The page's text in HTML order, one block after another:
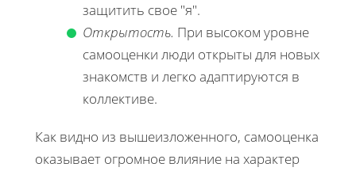
защитить свое "я".
Открытость. При высоком уровне
самооценки люди открыты для новых
знакомств и легко адаптируются в
коллективе.
Как видно из вышеизложенного, самооценка
оказывает огромное влияние на характер